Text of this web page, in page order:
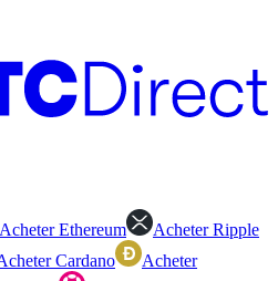
Acheter Ethereum
Acheter Ripple
Cardano
Acheter